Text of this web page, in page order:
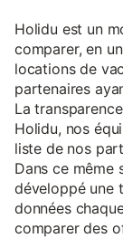
Holidu est un
comparer, en
locations de
partenaires
La
Holidu, nos
liste de nos
Dans ce même
développé une
données
comparer des